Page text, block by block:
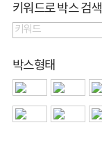
키워드로 박스 검색
박스형태